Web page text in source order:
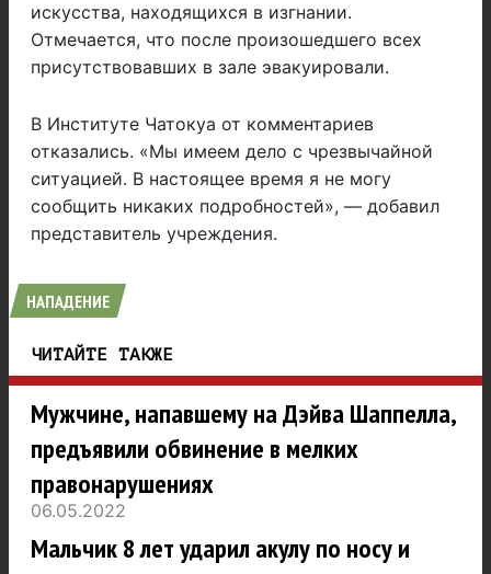
искусства, находящихся в изгнании.
Отмечается, что после произошедшего всех
присутствовавших в зале эвакуировали.
В Институте Чатокуа от комментариев
отказались. «Мы имеем дело с чрезвычайной
ситуацией. В настоящее время я не могу
сообщить никаких подробностей», — добавил
представитель учреждения.
НАПАДЕНИЕ
ЧИТАЙТЕ ТАКЖЕ
Мужчине, напавшему на Дэйва Шаппелла,
предъявили обвинение в мелких
правонарушениях
06.05.2022
Мальчик 8 лет ударил акулу по носу и